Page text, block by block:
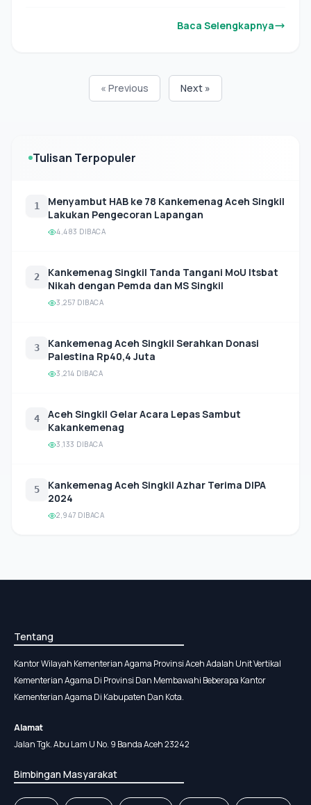
Baca Selengkapnya
« Previous Next »
Tulisan Terpopuler
1
Menyambut HAB ke 78 Kankemenag Aceh Singkil
Lakukan Pengecoran Lapangan
4,483 DIBACA
2
Kankemenag Singkil Tanda Tangani MoU Itsbat
Nikah dengan Pemda dan MS Singkil
3,257 DIBACA
3
Kankemenag Aceh Singkil Serahkan Donasi
Palestina Rp40,4 Juta
3,214 DIBACA
4
Aceh Singkil Gelar Acara Lepas Sambut
Kakankemenag
3,133 DIBACA
5
Kankemenag Aceh Singkil Azhar Terima DIPA
2024
2,947 DIBACA
Tentang
Kantor Wilayah Kementerian Agama Provinsi Aceh Adalah Unit Vertikal
Kementerian Agama Di Provinsi Dan Membawahi Beberapa Kantor
Kementerian Agama Di Kabupaten Dan Kota.
Alamat
Jalan Tgk. Abu Lam U No. 9 Banda Aceh 23242
Bimbingan Masyarakat